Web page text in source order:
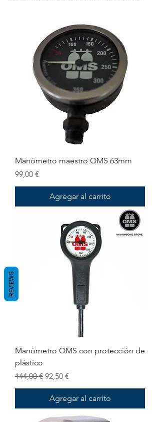
Manómetro maestro OMS 63mm
Precio
99,00 €
Agregar al carrito
Manómetro OMS con protección de
plástico
Precio
144,00 € Precio de oferta
92,50 €
Agregar al carrito
REVIEWS